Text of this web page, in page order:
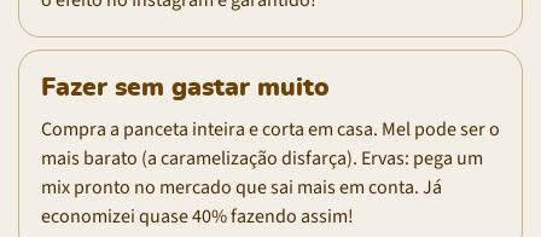
Fazer sem gastar muito
Compra a panceta inteira e corta em casa. Mel pode ser o
mais barato (a caramelização disfarça). Ervas: pega um
mix pronto no mercado que sai mais em conta. Já
economizei quase 40% fazendo assim!